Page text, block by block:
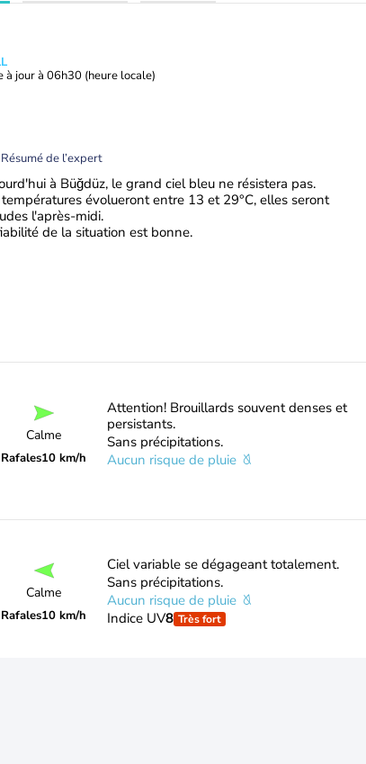
à jour à 06h30 (heure locale)
Résumé de l’expert
à Büğdüz, le grand ciel bleu ne résistera pas.
températures évolueront entre 13 et 29°C, elles seront
l'après-midi.
de la situation est bonne.
Calme
Rafales10 km/h
Attention! Brouillards souvent denses et
persistants.
Sans précipitations.
Aucun risque de pluie
Calme
Rafales10 km/h
Ciel variable se dégageant totalement.
Sans précipitations.
Aucun risque de pluie
Indice UV8 Très fort